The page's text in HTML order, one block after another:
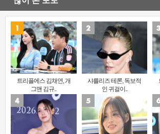
트리플에스 김채연, 개
그맨 김규..
샤를리즈 테론, 독보적
인 귀걸이..